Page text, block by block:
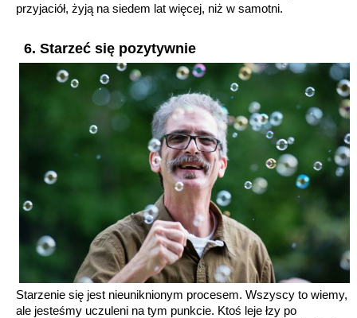
przyjaciół, żyją na siedem lat więcej, niż w samotni.
6. Starzeć się pozytywnie
Starzenie się jest nieuniknionym procesem. Wszyscy to wiemy,
ale jesteśmy uczuleni na tym punkcie. Ktoś leje łzy po